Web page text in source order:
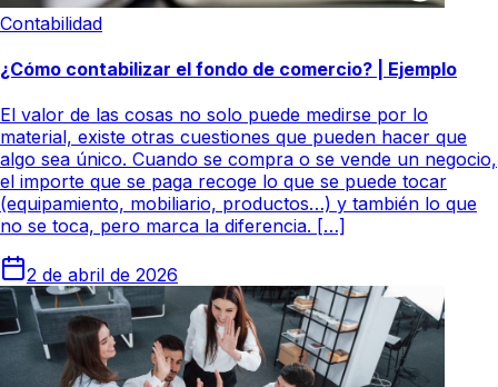
Contabilidad
¿Cómo contabilizar el fondo de comercio? | Ejemplo
El valor de las cosas no solo puede medirse por lo
material, existe otras cuestiones que pueden hacer que
algo sea único. Cuando se compra o se vende un negocio,
el importe que se paga recoge lo que se puede tocar
(equipamiento, mobiliario, productos…) y también lo que
no se toca, pero marca la diferencia. […]
2 de abril de 2026